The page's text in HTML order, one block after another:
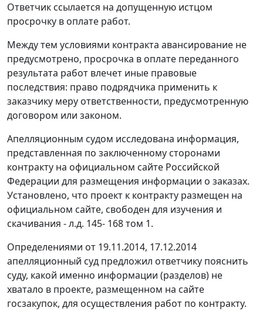
Ответчик ссылается на допущенную истцом
просрочку в оплате работ.
Между тем условиями контракта авансирование не
предусмотрено, просрочка в оплате переданного
результата работ влечет иные правовые
последствия: право подрядчика применить к
заказчику меру ответственности, предусмотренную
договором или законом.
Апелляционным судом исследована информация,
представленная по заключенному сторонами
контракту на официальном сайте Российской
Федерации для размещения информации о заказах.
Установлено, что проект к контракту размещен на
официальном сайте, свободен для изучения и
скачивания - л.д. 145- 168 том 1.
Определениями от 19.11.2014, 17.12.2014
апелляционный суд предложил ответчику пояснить
суду, какой именно информации (разделов) не
хватало в проекте, размещенном на сайте
госзакупок, для осуществления работ по контракту.